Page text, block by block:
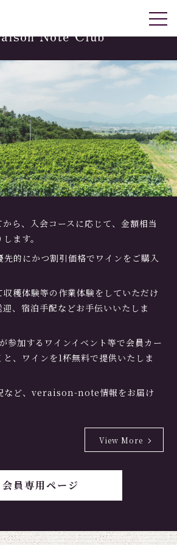
Note Club
ら、入会コースに応じて、金額相当
ます。
先的にかつ割引価格でワインをご購入
収穫体験等の作業体験をしていただけ
迎、宿泊手配などお手伝いいたしま
加するワインイベント等で会員カー
と、ワインを1杯無料で提供いたしま
など、veraison-note情報をお届け
View More
会員専用ページ